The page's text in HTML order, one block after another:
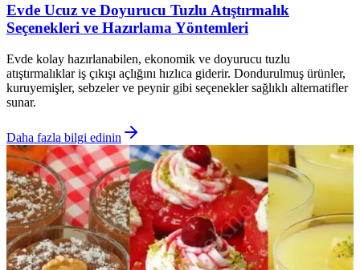
Evde Ucuz ve Doyurucu Tuzlu Atıştırmalık
Seçenekleri ve Hazırlama Yöntemleri
Evde kolay hazırlanabilen, ekonomik ve doyurucu tuzlu
atıştırmalıklar iş çıkışı açlığını hızlıca giderir. Dondurulmuş ürünler,
kuruyemişler, sebzeler ve peynir gibi seçenekler sağlıklı alternatifler
sunar.
Daha fazla bilgi edinin